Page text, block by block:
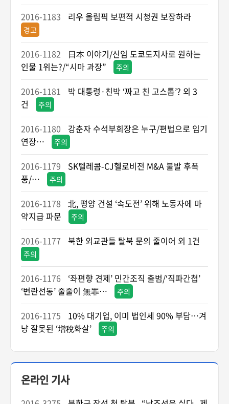
2016-1183 리우 올림픽 보편적 시청권 보장하라
경고
2016-1182
日本 이야기/신임 도쿄도지사로 원하는
인물 1위는?/“시마 과장”
주의
2016-1181
박 대통령·친박 ‘짜고 친 고스톱’? 외 3
건
주의
2016-1180
강춘자 수석부회장은 누구/편법으로 임기
연장…
주의
2016-1179
SK텔레콤-CJ헬로비전 M&A 불발 후폭
풍/…
주의
2016-1178
北, 평양 건설 ‘속도전’ 위해 노동자에 마
약지급 파문
주의
2016-1177 북한 외교관들 탈북 문의 줄이어 외 1건
주의
2016-1176
‘좌편향 견제’ 민간조직 출범/‘직파간첩’
‘변란선동’ 줄줄이 無罪…
주의
2016-1175
10% 대기업, 이미 법인세 90% 부담…겨
냥 잘못된 ‘增稅화살’
주의
온라인 기사